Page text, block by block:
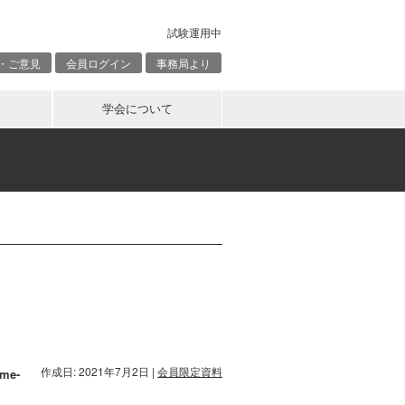
試験運用中
ご意見
会員ログイン 事務局より
学会について
作成日: 2021年7月2日 | 会員限定資料